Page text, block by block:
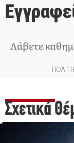
Λάβετε
Σχετικά